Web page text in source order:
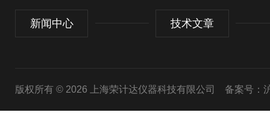
新闻中心 技术文章
版权所有 © 2026 上海荣计达仪器科技有限公司 备案号：